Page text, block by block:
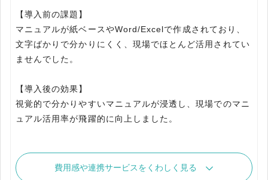
【導入前の課題】
マニュアルが紙ベースやWord/Excelで作成されており、
文字ばかりで分かりにくく、現場でほとんど活用されてい
ませんでした。
【導入後の効果】
視覚的で分かりやすいマニュアルが浸透し、現場でのマニ
ュアル活用率が飛躍的に向上しました。
費用感や連携サービスをくわしく見る